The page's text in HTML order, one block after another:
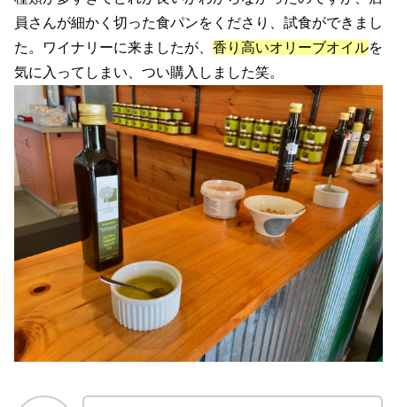
員さんが細かく切った食パンをくださり、試食ができまし
た。ワイナリーに来ましたが、 香り高いオリーブオイルを
気に入ってしまい、つい購入しました笑。